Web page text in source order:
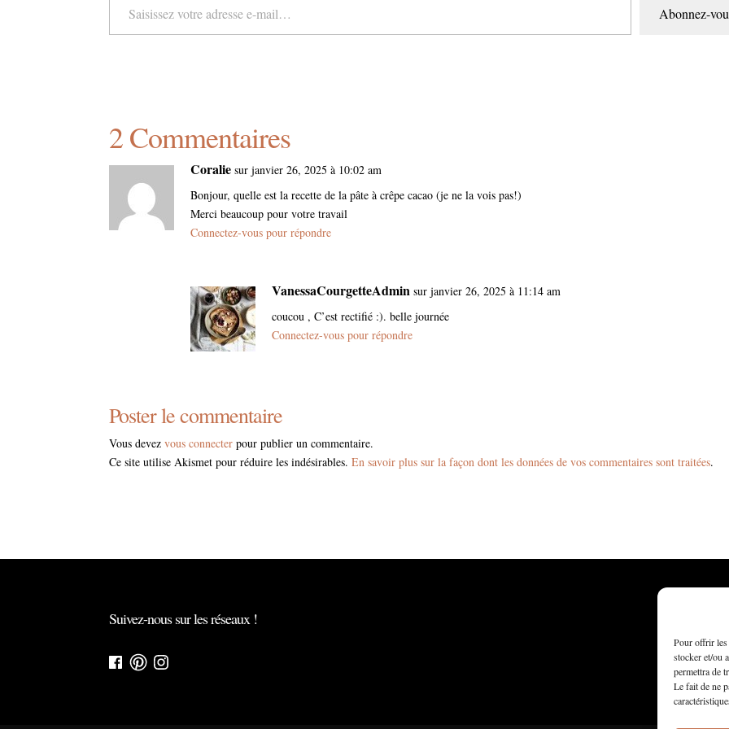
Pour offrir les
stocker et/ou
permettra de
Le fait de ne
Abonnez-
2 Commentaires
Coralie sur janvier 26, 2025 à 10:02 am
Bonjour, quelle est la recette de la pâte à crêpe cacao (je ne la vois pas!)
Merci beaucoup pour votre travail
Connectez-vous pour répondre
VanessaCourgetteAdmin sur janvier 26, 2025 à 11:14 am
coucou , C’est rectifié :). belle journée
Connectez-vous pour répondre
Poster le commentaire
Vous devezvous connecter pour publier un commentaire.
Ce site utilise Akismet pour réduire les indésirables.En savoir plus sur la façon dont les données de vos commentaires sont traitées.
Suivez-nous sur les réseaux !
FacebookPinterest